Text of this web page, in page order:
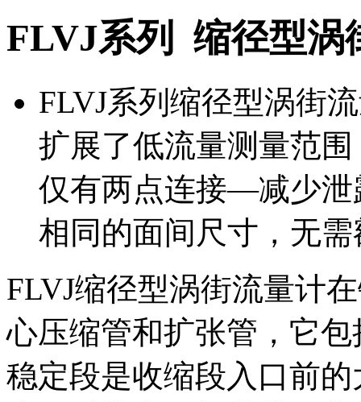
FLVJ系列 缩径型涡
FLVJ系列缩径型涡街
扩展了低流量测量范围
仅有两点连接—减少泄
相同的面间尺寸，无
FLVJ缩径型涡街流量计
心压缩管和扩张管，它
稳定段是收缩段入口前